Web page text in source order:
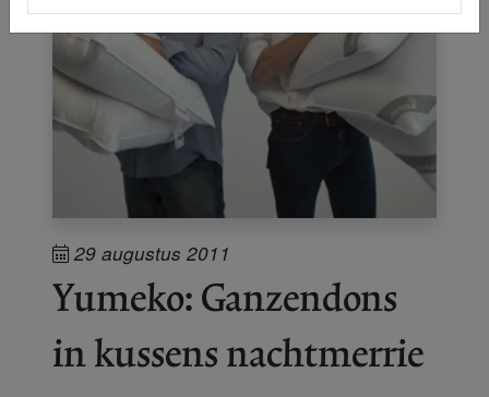
29 augustus 2011
Yumeko: Ganzendons
in kussens nachtmerrie